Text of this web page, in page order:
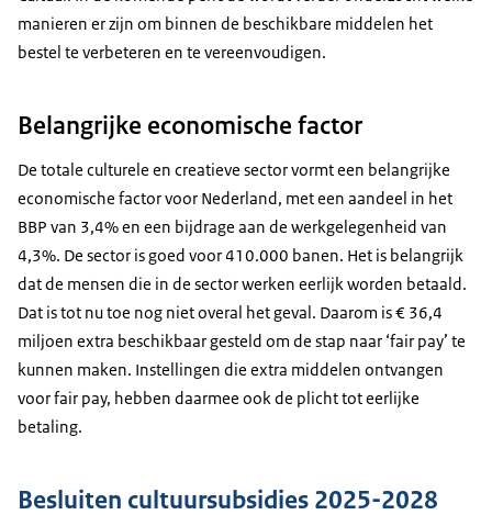
manieren er zijn om binnen de beschikbare middelen het
bestel te verbeteren en te vereenvoudigen.
Belangrijke economische factor
De totale culturele en creatieve sector vormt een belangrijke
economische factor voor Nederland, met een aandeel in het
BBP van 3,4% en een bijdrage aan de werkgelegenheid van
4,3%. De sector is goed voor 410.000 banen. Het is belangrijk
dat de mensen die in de sector werken eerlijk worden betaald.
Dat is tot nu toe nog niet overal het geval. Daarom is € 36,4
miljoen extra beschikbaar gesteld om de stap naar ‘fair pay’ te
kunnen maken. Instellingen die extra middelen ontvangen
voor fair pay, hebben daarmee ook de plicht tot eerlijke
betaling.
Besluiten cultuursubsidies 2025-2028